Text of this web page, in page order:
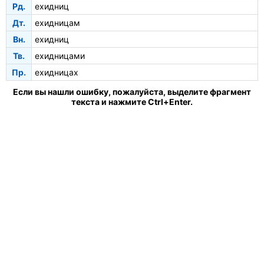
Рд.
ехидниц
Дт.
ехидницам
Вн.
ехидниц
Тв.
ехидницами
Пр.
ехидницах
Если вы нашли ошибку, пожалуйста, выделите фрагмент
текста и нажмите Ctrl+Enter.